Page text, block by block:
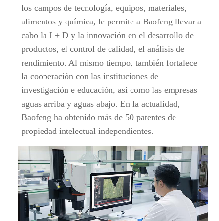
los campos de tecnología, equipos, materiales,
alimentos y química, le permite a Baofeng llevar a
cabo la I + D y la innovación en el desarrollo de
productos, el control de calidad, el análisis de
rendimiento. Al mismo tiempo, también fortalece
la cooperación con las instituciones de
investigación e educación, así como las empresas
aguas arriba y aguas abajo. En la actualidad,
Baofeng ha obtenido más de 50 patentes de
propiedad intelectual independientes.